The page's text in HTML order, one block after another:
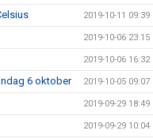
2019-10-11 09:39
2019-10-06 23:15
2019-10-06 16:32
6 oktober 2019-10-05 09:07
2019-09-29 18:49
2019-09-29 10:04